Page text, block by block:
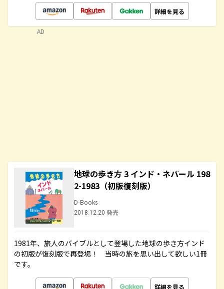
詳細を見る
地球の歩き方 3 インド・ネパール 198
2-1983（初版復刻版）
D-Books
2018.12.20 発売
1981年、旅人のバイブルとして登場した地球の歩き方インド
の初版が復刻版で再登場！ 当時の旅を思い出して欲しい1冊
です。
詳細を見る
AD